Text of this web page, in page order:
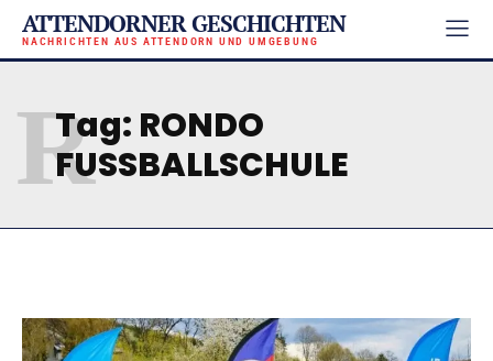
ATTENDORNER GESCHICHTEN
NACHRICHTEN AUS ATTENDORN UND UMGEBUNG
Tag: RONDO
FUSSBALLSCHULE
R